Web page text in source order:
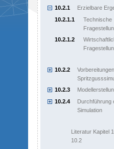
10.2.1 Erzielbare
10.2.1.1
Technische
10.2.1.2
10.2.2
10.2.3
10.2.4
Durchführung
Simulation
Literatur Kapitel
10.2